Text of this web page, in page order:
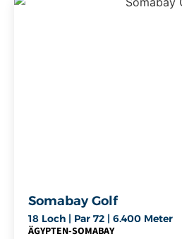
Somabay Golf
18 Loch | Par 72 | 6.400 Meter
ÄGYPTEN-SOMABAY